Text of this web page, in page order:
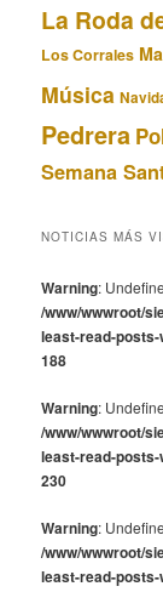
La Roda
Los Corrales
Música
Pedrera
Semana
NOTICIAS MÁS
Warning:
/www/wwwroot/
least-read-
188
Warning:
/www/wwwroot/
least-read-
230
Warning:
/www/wwwroot/
least-read-